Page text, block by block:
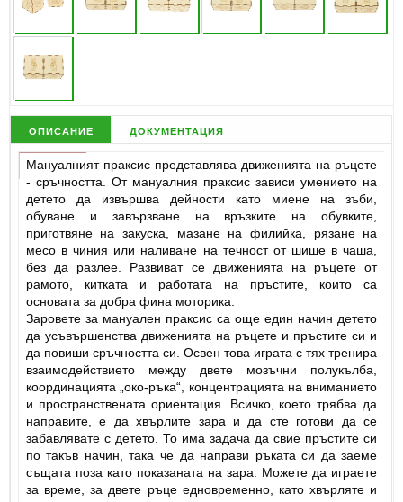
описание документация
Мануалният праксис представлява движенията на ръцете
- сръчността. От мануалния праксис зависи умението на
детето да извършва дейности като миене на зъби,
обуване и завързване на връзките на обувките,
приготвяне на закуска, мазане на филийка, рязане на
месо в чиния или наливане на течност от шише в чаша,
без да разлее. Развиват се движенията на ръцете от
рамото, китката и работата на пръстите, които са
основата за добра фина моторика.
Заровете за мануален праксис са още един начин детето
да усъвършенства движенията на ръцете и пръстите си и
да повиши сръчността си. Освен това играта с тях тренира
взаимодействието между двете мозъчни полукълба,
координацията „око-ръка“, концентрацията на вниманието
и пространствената ориентация. Всичко, което трябва да
направите, е да хвърлите зара и да сте готови да се
забавлявате с детето. То има задача да свие пръстите си
по такъв начин, така че да направи ръката си да заеме
същата поза като показаната на зара. Можете да играете
за време, за двете ръце едновременно, като хвърляте и